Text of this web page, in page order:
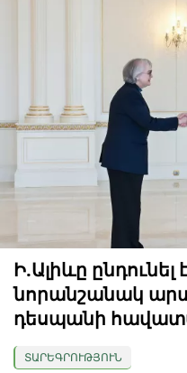
Ի.Ալիևը
նորանշանակ
դեսպանի
ՏԱՐԵԳՐՈՒԹՅՈՒՆ